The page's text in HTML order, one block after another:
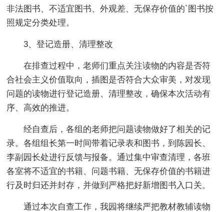
非法图书、不适宜图书、外观差、无保存价值的`图书按
照规定分类处理。
3、登记造册、清理整改
在排查过程中，老师们重点关注读物的内容是否符
合社会主义价值取向，插图是否符合大众审美，对发现
问题的读物进行登记造册、清理整改，确保本次活动有
序、高效的推进。
经自查后，各组的老师把问题读物做好了相关的记
录。各组组长第一时间带着记录表和图书，到陈园长、
李副园长处进行反馈与报备。通过集中审查清理，各班
各室将不适宜的书籍、问题书籍、无保存价值的书籍进
行及时归还并封存，并做到严格把好新增图书入口关。
通过本次自查工作，我园将继续严把教材教辅读物